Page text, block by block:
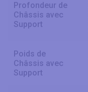
Profondeur de
Châssis avec
Support
Poids de
Châssis avec
Support